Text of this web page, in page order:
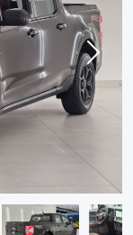
Next